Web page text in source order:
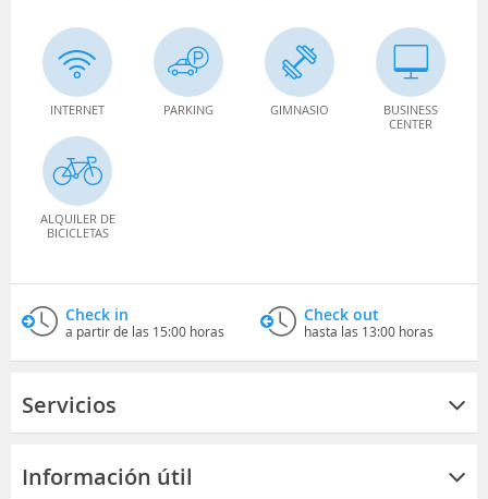
INTERNET PARKING GIMNASIO
BUSINESS
CENTER
ALQUILER DE
BICICLETAS
Check in
a partir de las 15:00 horas
Check out
hasta las 13:00 horas
Servicios
Información útil